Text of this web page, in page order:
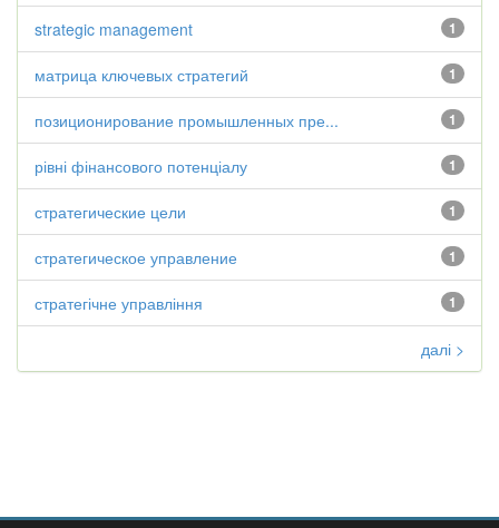
1
strategic management
1
матрица ключевых стратегий
1
позиционирование промышленных пре...
1
рівні фінансового потенціалу
1
стратегические цели
1
стратегическое управление
1
стратегічне управління
далі >